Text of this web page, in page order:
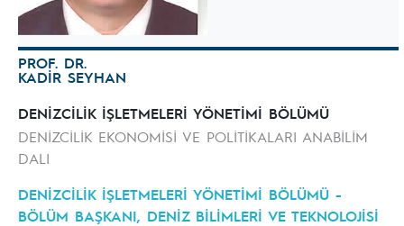
PROF. DR.
KADİR SEYHAN
DENİZCİLİK İŞLETMELERİ YÖNETİMİ BÖLÜMÜ
DENİZCİLİK EKONOMİSİ VE POLİTİKALARI ANABİLİM
DALI
DENİZCİLİK İŞLETMELERİ YÖNETİMİ BÖLÜMÜ -
BÖLÜM BAŞKANI, DENİZ BİLİMLERİ VE TEKNOLOJİSİ